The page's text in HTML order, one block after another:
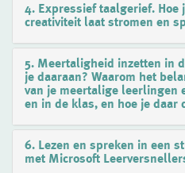
4. Expressief taalgerief.
creativiteit laat stromen en
5. Meertaligheid inzetten in
je daaraan? Waarom het
van je meertalige leerlingen
en in de klas, en hoe je daar
6. Lezen en spreken in een
met Microsoft